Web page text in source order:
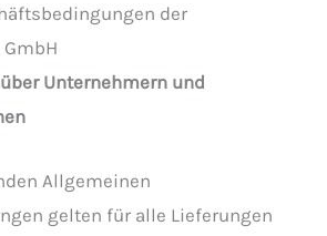
der
Unternehmern und
Allgemeinen
gelten für alle Lieferungen